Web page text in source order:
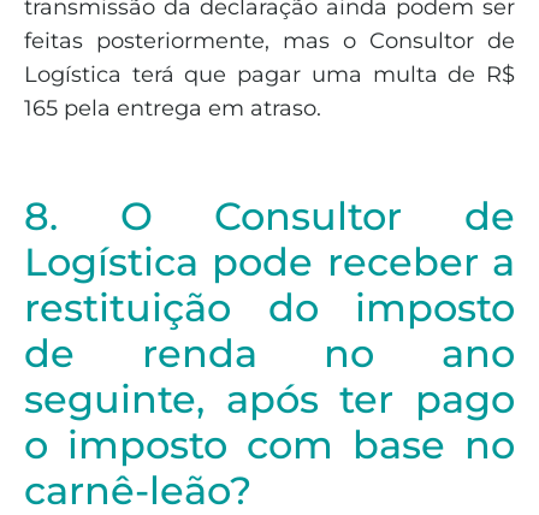
transmissão da declaração ainda podem ser
feitas posteriormente, mas o Consultor de
Logística terá que pagar uma multa de R$
165 pela entrega em atraso.
8. O Consultor de
Logística pode receber a
restituição do imposto
de renda no ano
seguinte, após ter pago
o imposto com base no
carnê-leão?